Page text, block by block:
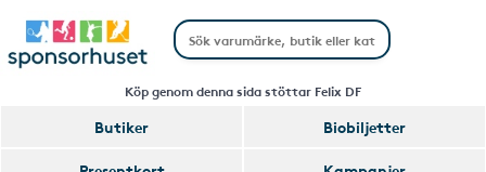
Köp genom denna sida stöttar Felix DF
Butiker
Biobiljetter